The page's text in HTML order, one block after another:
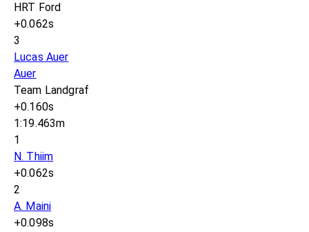
HRT Ford
+0.062s
3
Lucas Auer
Auer
Team Landgraf
+0.160s
1:19.463m
1
N. Thiim
+0.062s
2
A. Maini
+0.098s